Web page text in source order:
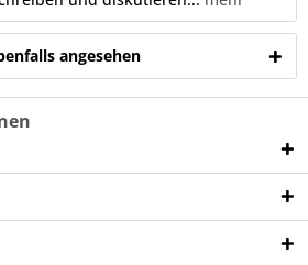
angesehen